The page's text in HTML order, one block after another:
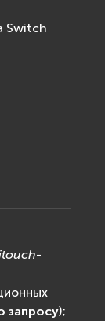
Switch
-
запросу);